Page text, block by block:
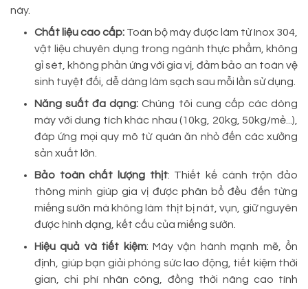
này.
Chất liệu cao cấp: Toàn bộ máy được làm từ Inox 304,
vật liệu chuyên dụng trong ngành thực phẩm, không
gỉ sét, không phản ứng với gia vị, đảm bảo an toàn vệ
sinh tuyệt đối, dễ dàng làm sạch sau mỗi lần sử dụng.
Năng suất đa dạng:Chúng tôi cung cấp các dòng
máy với dung tích khác nhau (10kg, 20kg, 50kg/mẻ...),
đáp ứng mọi quy mô từ quán ăn nhỏ đến các xưởng
sản xuất lớn.
Bảo toàn chất lượng thịt: Thiết kế cánh trộn đảo
thông minh giúp gia vị được phân bổ đều đến từng
miếng sườn mà không làm thịt bị nát, vụn, giữ nguyên
được hình dạng, kết cấu của miếng sườn.
Hiệu quả và tiết kiệm: Máy vận hành mạnh mẽ, ổn
định, giúp bạn giải phóng sức lao động, tiết kiệm thời
gian, chi phí nhân công, đồng thời nâng cao tính